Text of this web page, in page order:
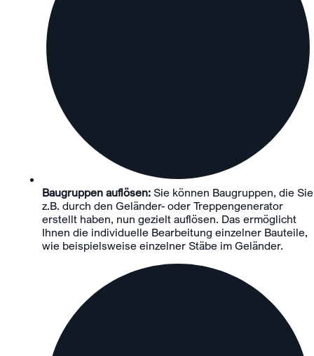
Baugruppen auflösen: Sie können Baugruppen, die Sie
z.B. durch den Geländer- oder Treppengenerator
erstellt haben, nun gezielt auflösen. Das ermöglicht
Ihnen die individuelle Bearbeitung einzelner Bauteile,
wie beispielsweise einzelner Stäbe im Geländer.